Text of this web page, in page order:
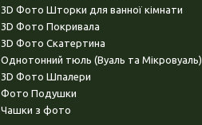
3D Фото Шторки для ванної кімнати
3D Фото Покривала
3D Фото Скатертина
Однотонний тюль (Вуаль та Мікровуаль)
3D Фото Шпалери
Фото Подушки
Чашки з фото